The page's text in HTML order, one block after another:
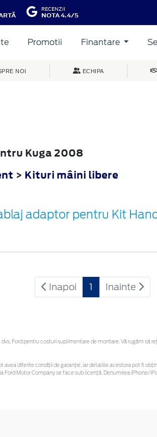
RECENZII
NOTA 4.4/5
Promotii Finantare
NOI ECHIPA
Kuga 2008
> Kituri mâini libere
adaptor pentru Kit
Inapoi 1 Inainte
Ford pentru costuri suplimentare de montare. Vă rugăm să
diferite condiții de garanție, iar detaliile acestora pot fi
Ford Motor Company se face sub licență. Denumirea